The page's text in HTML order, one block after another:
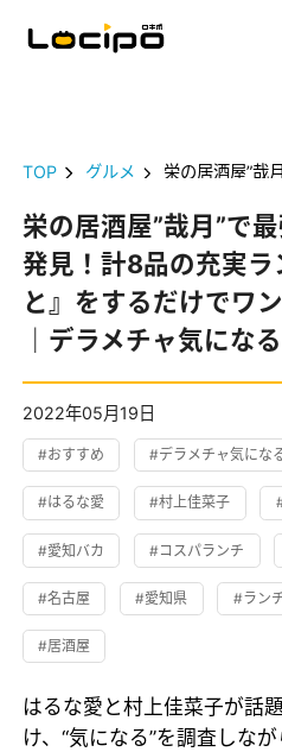
TOP グルメ 栄の居酒屋”哉月”で最強コスパランチを発見！
栄の居酒屋”哉月”で
発見！計8品の充実ラ
と』をするだけでワ
｜デラメチャ気になる
2022年05月19日
#おすすめ #デラメチャ気にな
#はるな愛 #村上佳菜子
#愛知バカ #コスパランチ
#名古屋 #愛知県 #ラン
#居酒屋
はるな愛と村上佳菜子が話
け、“気になる”を調査しな